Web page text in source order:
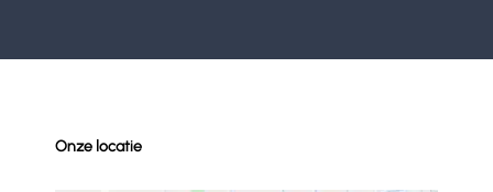
Onze locatie